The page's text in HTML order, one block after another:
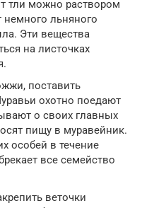
тли можно раствором
льняного
Эти вещества
на листочках
поставить
охотно поедают
о своих главных
пищу в муравейник.
особей в течение
все семейство
веточки